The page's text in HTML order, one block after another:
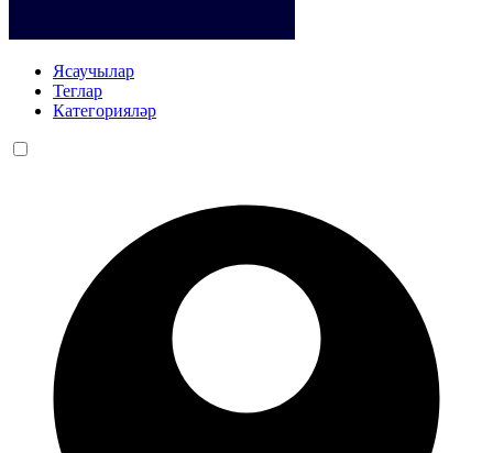
Ясаучылар
Теглар
Категорияләр